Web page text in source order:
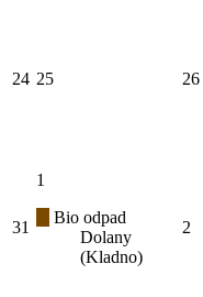
24 25 26
31
1
Bio odpad
Dolany
(Kladno)
2